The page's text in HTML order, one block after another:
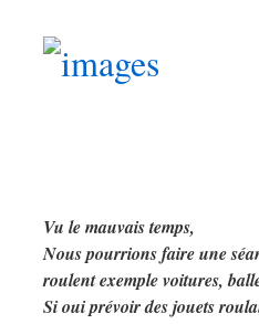
Vu le mauvais temps,
Nous pourrions faire une
roulent exemple voitures,
Si oui prévoir des jouets